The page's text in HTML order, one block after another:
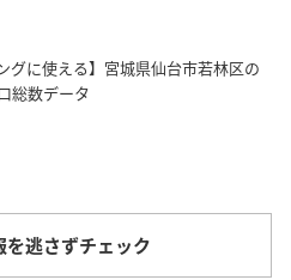
グに使える】宮城県仙台市若林区の
総数データ
逃さずチェック